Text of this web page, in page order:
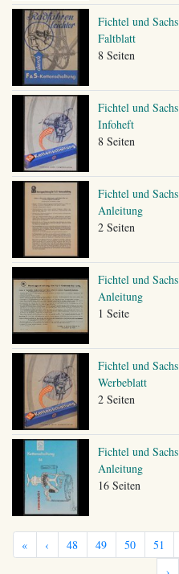
Fichtel und Sachs
Faltblatt
8 Seiten
Fichtel und Sachs
Infoheft
8 Seiten
Fichtel und Sachs
Anleitung
2 Seiten
Fichtel und Sachs
Anleitung
1 Seite
Fichtel und Sachs
Werbeblatt
2 Seiten
Fichtel und Sachs
Anleitung
16 Seiten
« ‹ 48 49 50 51
›